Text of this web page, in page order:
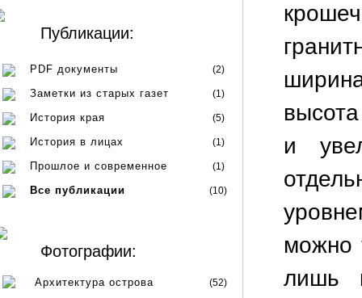
Публикации:
PDF документы (2)
Заметки из старых газет (1)
История края (5)
История в лицах (1)
Прошлое и современное (1)
Все публикации (10)
Фотографии:
Архитектура острова (52)
и
можно
лишь